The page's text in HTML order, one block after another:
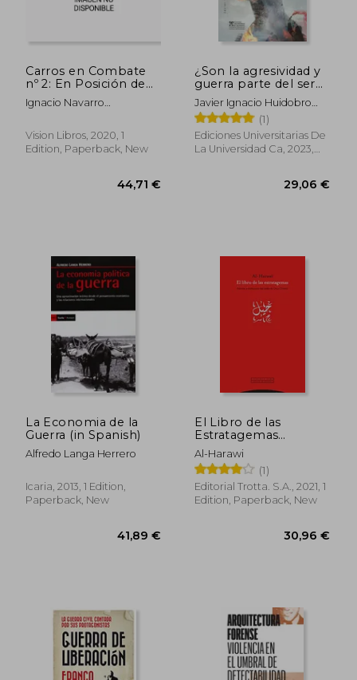
Carros en Combate
nº 2: En Posición de
Tiro (in Spanish)
Ignacio Navarro
Guti&Eacute;Rrez
Vision Libros, 2020, 1
Edition, Paperback, New
44,71 €
¿Son la agresividad y
guerra parte del ser
humano? (in Spanish)
Javier Ignacio Huidobro
Bono
(1)
Ediciones Universitarias De
La Universidad Ca, 2023,
La Economia de la
Guerra (in Spanish)
Alfredo Langa Herrero
Icaria, 2013, 1 Edition,
Paperback, New
El Libro de las
Estratagemas
(Pliegos de Oriente)
(in Spanish)
Al-Harawi
(1)
Editorial Trotta. S.A., 2021, 1
Edition, Paperback, New